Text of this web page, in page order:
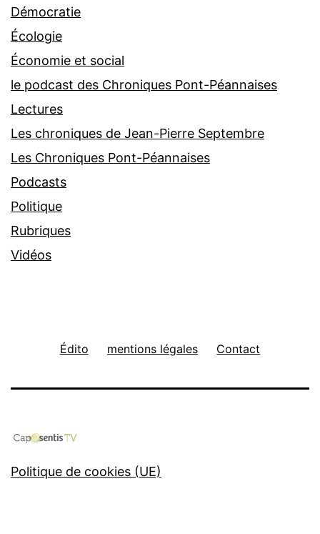
Démocratie
Écologie
Économie et social
le podcast des Chroniques Pont-Péannaises
Lectures
Les chroniques de Jean-Pierre Septembre
Les Chroniques Pont-Péannaises
Podcasts
Politique
Rubriques
Vidéos
Édito mentions légales Contact
Politique de cookies (UE)